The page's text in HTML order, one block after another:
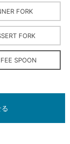
FORK
FORK
SPOON